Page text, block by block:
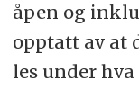
åpen og
opptatt av at
les under